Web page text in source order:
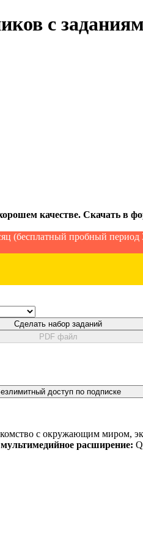
с
качестве. Скачать в
(бесплатный пробный период
Сделать набор заданий
PDF файл
доступ по подписке
с окружающим миром,
расширение: